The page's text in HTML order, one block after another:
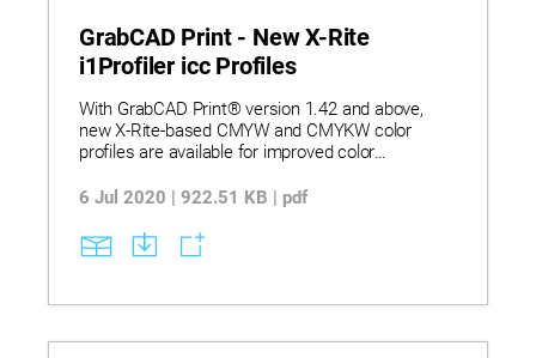
GrabCAD Print - New X-Rite
i1Profiler icc Profiles
With GrabCAD Print® version 1.42 and above,
new X-Rite-based CMYW and CMYKW color
profiles are available for improved color
6 Jul 2020 | 922.51 KB | pdf